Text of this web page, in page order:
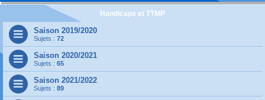
Handicaps et TTMP
Saison 2019/2020
Sujets : 72
Saison 2020/2021
Sujets : 65
Saison 2021/2022
Sujets : 89